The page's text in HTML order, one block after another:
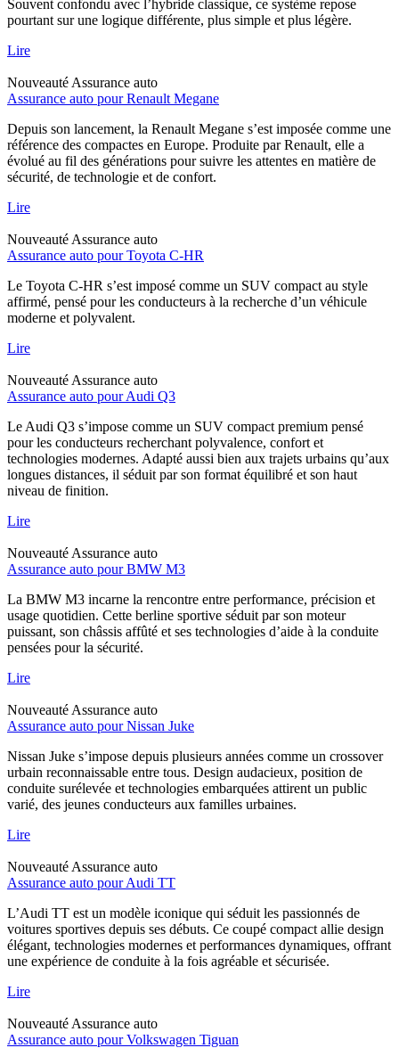
Souvent confondu avec l’hybride classique, ce système repose
pourtant sur une logique différente, plus simple et plus légère.
Lire
Nouveauté Assurance auto
Assurance auto pour Renault Megane
Depuis son lancement, la Renault Megane s’est imposée comme une
référence des compactes en Europe. Produite par Renault, elle a
évolué au fil des générations pour suivre les attentes en matière de
sécurité, de technologie et de confort.
Lire
Nouveauté Assurance auto
Assurance auto pour Toyota C-HR
Le Toyota C-HR s’est imposé comme un SUV compact au style
affirmé, pensé pour les conducteurs à la recherche d’un véhicule
moderne et polyvalent.
Lire
Nouveauté Assurance auto
Assurance auto pour Audi Q3
Le Audi Q3 s’impose comme un SUV compact premium pensé
pour les conducteurs recherchant polyvalence, confort et
technologies modernes. Adapté aussi bien aux trajets urbains qu’aux
longues distances, il séduit par son format équilibré et son haut
niveau de finition.
Lire
Nouveauté Assurance auto
Assurance auto pour BMW M3
La BMW M3 incarne la rencontre entre performance, précision et
usage quotidien. Cette berline sportive séduit par son moteur
puissant, son châssis affûté et ses technologies d’aide à la conduite
pensées pour la sécurité.
Lire
Nouveauté Assurance auto
Assurance auto pour Nissan Juke
Nissan Juke s’impose depuis plusieurs années comme un crossover
urbain reconnaissable entre tous. Design audacieux, position de
conduite surélevée et technologies embarquées attirent un public
varié, des jeunes conducteurs aux familles urbaines.
Lire
Nouveauté Assurance auto
Assurance auto pour Audi TT
L’Audi TT est un modèle iconique qui séduit les passionnés de
voitures sportives depuis ses débuts. Ce coupé compact allie design
élégant, technologies modernes et performances dynamiques, offrant
une expérience de conduite à la fois agréable et sécurisée.
Lire
Nouveauté Assurance auto
Assurance auto pour Volkswagen Tiguan